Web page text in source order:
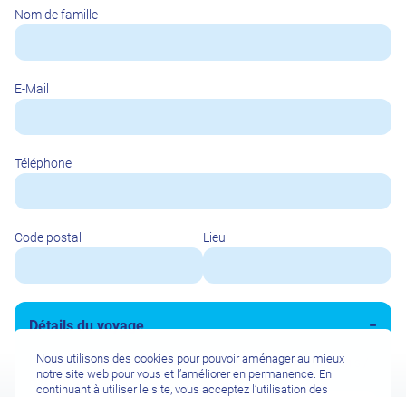
Nom de famille
E-Mail
Téléphone
Code postal Lieu
Détails du voyage
Intérêt pour (Hôtel / Centre de plongée / Plongée entre amis /
Bateau de croisière)
Nous utilisons des cookies pour pouvoir aménager au mieux
notre site web pour vous et l’améliorer en permanence. En
continuant à utiliser le site, vous acceptez l’utilisation des